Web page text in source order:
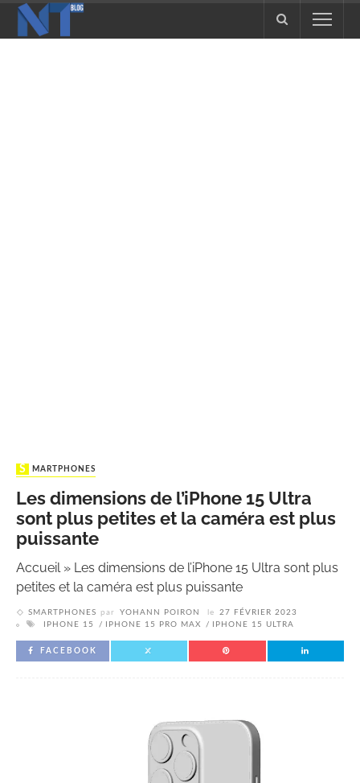
SMARTPHONES
Les dimensions de l’iPhone 15 Ultra
sont plus petites et la caméra est plus
puissante
Accueil» Les dimensions de l’iPhone 15 Ultra sont plus
petites et la caméra est plus puissante
SMARTPHONES par YOHANN POIRON le
27 FÉVRIER 2023
IPHONE 15
IPHONE 15 PRO MAX IPHONE 15 ULTRA
FACEBOOK